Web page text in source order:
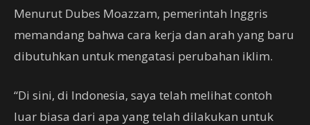
Menurut Dubes Moazzam, pemerintah Inggris
memandang bahwa cara kerja dan arah yang baru
dibutuhkan untuk mengatasi perubahan iklim.
“Di sini, di Indonesia, saya telah melihat contoh
luar biasa dari apa yang telah dilakukan untuk